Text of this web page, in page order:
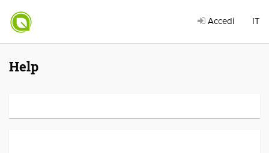
Accedi IT
Help